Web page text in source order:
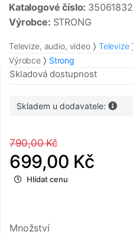
Katalogové číslo: 35061832
Výrobce: STRONG
Televize, audio, video Televize
Výrobce
Strong
Skladová dostupnost
Skladem u dodavatele:
790,00 Kč
699,00 Kč
Hlídat cenu
Množství